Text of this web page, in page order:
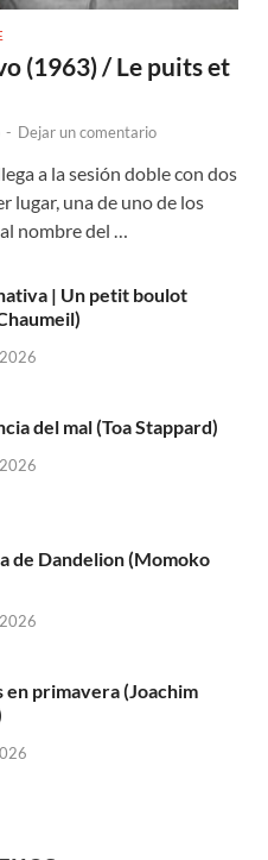
(1963) / Le puits et
- Dejar un comentario
a la sesión doble con dos
lugar, una de uno de los
nombre del …
| Un petit boulot
del mal (Toa Stappard)
de Dandelion (Momoko
en primavera (Joachim